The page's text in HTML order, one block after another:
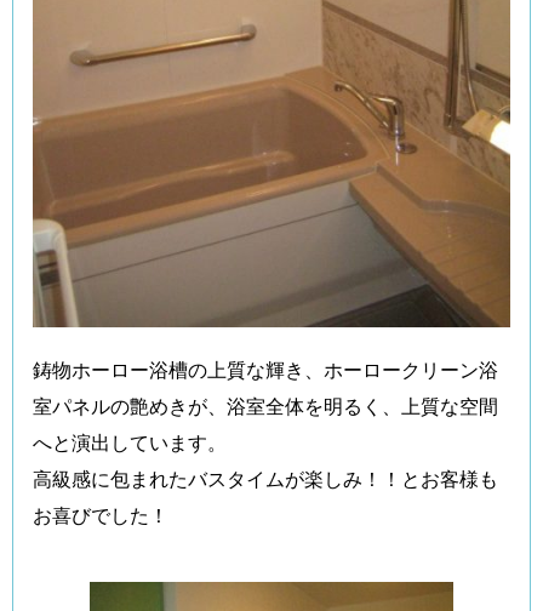
鋳物ホーロー浴槽の上質な輝き、ホーロークリーン浴
室パネルの艶めきが、浴室全体を明るく、上質な空間
へと演出しています。
高級感に包まれたバスタイムが楽しみ！！とお客様も
お喜びでした！